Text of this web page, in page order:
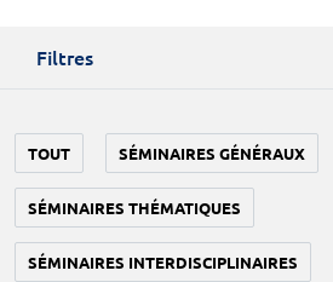
Filtres
TOUT SÉMINAIRES GÉNÉRAUX
SÉMINAIRES THÉMATIQUES
SÉMINAIRES INTERDISCIPLINAIRES